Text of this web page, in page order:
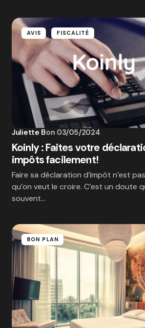
AVIS FISCALITÉ
Juliette Bon 03/05/2024
Koinly : Faites votre
impôts facilement!
Faire sa déclaration d’impôt n’est
qu’on veut le croire. C’est un doute
souvent…
BON PLAN